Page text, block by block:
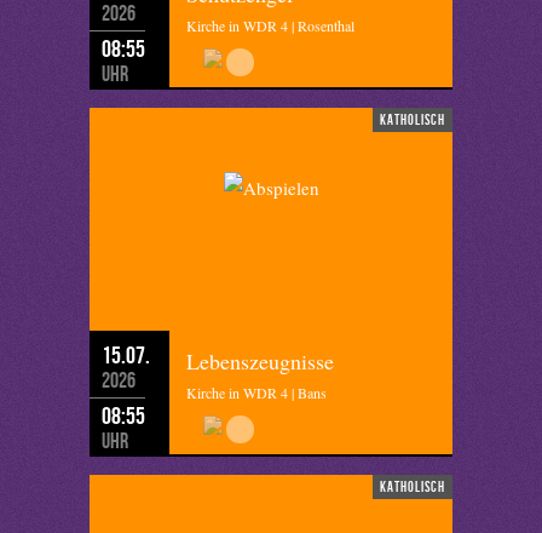
2026
08:55
Uhr
Kirche in WDR 4 | Rosenthal
katholisch
15.07.
2026
08:55
Uhr
Lebenszeugnisse
Kirche in WDR 4 | Bans
katholisch